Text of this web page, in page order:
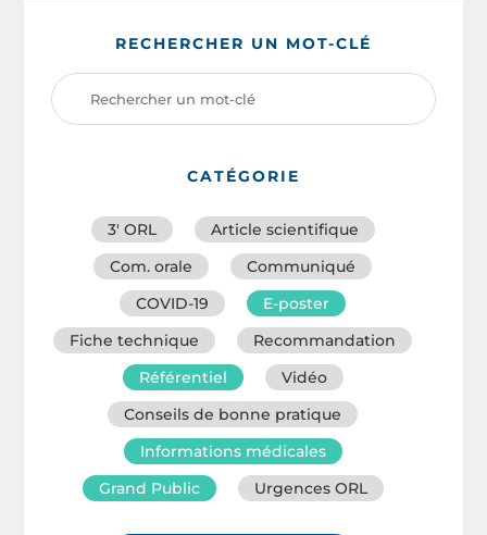
RECHERCHER UN MOT-CLÉ
CATÉGORIE
3′ ORL
Article scientifique
Com. orale
Communiqué
COVID-19
E-poster
Fiche technique
Recommandation
Référentiel
Vidéo
Conseils de bonne pratique
Informations médicales
Grand Public
Urgences ORL